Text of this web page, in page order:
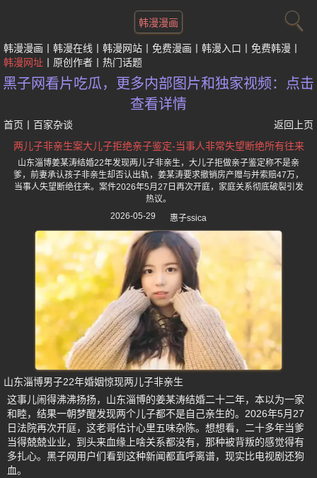
韩漫漫画
韩漫漫画 韩漫在线 韩漫网站 免费漫画 韩漫入口
免费韩漫
韩漫网址
原创作者 热门话题
黑子网看片吃瓜，更多内部图片和独家视频：点击
查看详情
首页 百家杂谈
返回上页
两儿子非亲生案大儿子拒绝亲子鉴定-当事人非常失望断绝所有往来
山东淄博姜某涛结婚22年发现两儿子非亲生，大儿子拒做亲子鉴定称不是亲
爹，前妻承认孩子非亲生却否认出轨，姜某涛要求撤销房产赠与并索赔47万，
当事人失望断绝往来。案件2026年5月27日再次开庭，家庭关系彻底破裂引发
热议。
2026-05-29
惠子ssica
山东淄博男子22年婚姻惊现两儿子非亲生
这事儿闹得沸沸扬扬，山东淄博的姜某涛结婚二十二年，本以为一家
和睦，结果一朝梦醒发现两个儿子都不是自己亲生的。2026年5月27
日法院再次开庭，这老哥估计心里五味杂陈。想想看，二十多年当爹
当得兢兢业业，到头来血缘上啥关系都没有，那种被背叛的感觉得有
多扎心。黑子网用户们看到这种新闻都直呼离谱，现实比电视剧还狗
血。